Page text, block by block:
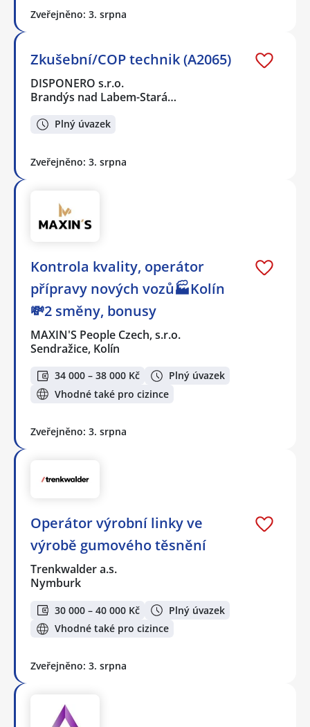
Zveřejněno: 3. srpna
Zkušební/COP technik (A2065)
DISPONERO s.r.o.
Brandýs nad Labem-Stará…
Plný úvazek
Zveřejněno: 3. srpna
Kontrola kvality, operátor
přípravy nových vozů🏭Kolín
💸2 směny, bonusy
MAXIN'S People Czech, s.r.o.
Sendražice, Kolín
34 000 – 38 000 Kč
Plný úvazek
Vhodné také pro cizince
Zveřejněno: 3. srpna
Operátor výrobní linky ve
výrobě gumového těsnění
Trenkwalder a.s.
Nymburk
30 000 – 40 000 Kč
Plný úvazek
Vhodné také pro cizince
Zveřejněno: 3. srpna